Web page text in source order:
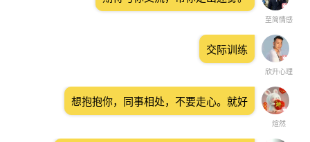
至简情感
欣升心理
交际训练
煊然
想抱抱你，同事相处，不要走心。就好